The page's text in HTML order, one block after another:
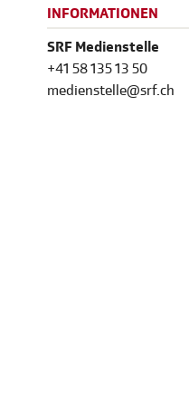
INFORMATIONEN
SRF Medienstelle
+41 58 135 13 50
medienstelle@srf.ch